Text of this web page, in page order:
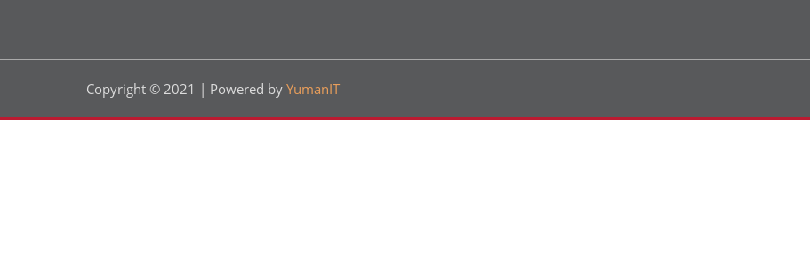
Copyright © 2021 | Powered by YumanIT